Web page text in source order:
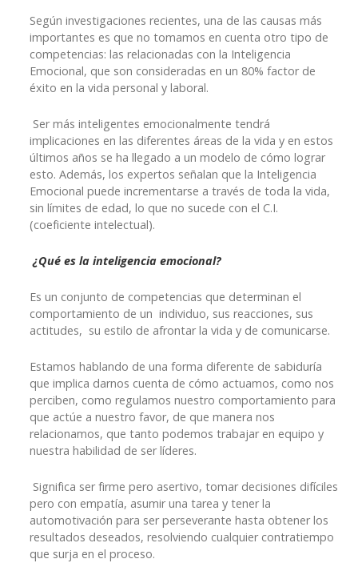
Según investigaciones recientes, una de las causas más
importantes es que no tomamos en cuenta otro tipo de
competencias: las relacionadas con la Inteligencia
Emocional, que son consideradas en un 80% factor de
éxito en la vida personal y laboral.
Ser más inteligentes emocionalmente tendrá
implicaciones en las diferentes áreas de la vida y en estos
últimos años se ha llegado a un modelo de cómo lograr
esto. Además, los expertos señalan que la Inteligencia
Emocional puede incrementarse a través de toda la vida,
sin límites de edad, lo que no sucede con el C.I.
(coeficiente intelectual).
¿Qué es la inteligencia emocional?
Es un conjunto de competencias que determinan el
comportamiento de un individuo, sus reacciones, sus
actitudes, su estilo de afrontar la vida y de comunicarse.
Estamos hablando de una forma diferente de sabiduría
que implica darnos cuenta de cómo actuamos, como nos
perciben, como regulamos nuestro comportamiento para
que actúe a nuestro favor, de que manera nos
relacionamos, que tanto podemos trabajar en equipo y
nuestra habilidad de ser líderes.
Significa ser firme pero asertivo, tomar decisiones difíciles
pero con empatía, asumir una tarea y tener la
automotivación para ser perseverante hasta obtener los
resultados deseados, resolviendo cualquier contratiempo
que surja en el proceso.